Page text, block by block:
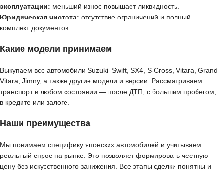
эксплуатации: меньший износ повышает ликвидность.
Юридическая чистота: отсутствие ограничений и полный
комплект документов.
Какие модели принимаем
Выкупаем все автомобили Suzuki: Swift, SX4, S-Cross, Vitara, Grand
Vitara, Jimny, а также другие модели и версии. Рассматриваем
транспорт в любом состоянии — после ДТП, с большим пробегом,
в кредите или залоге.
Наши преимущества
Мы понимаем специфику японских автомобилей и учитываем
реальный спрос на рынке. Это позволяет формировать честную
цену без искусственного занижения. Все этапы сделки понятны и